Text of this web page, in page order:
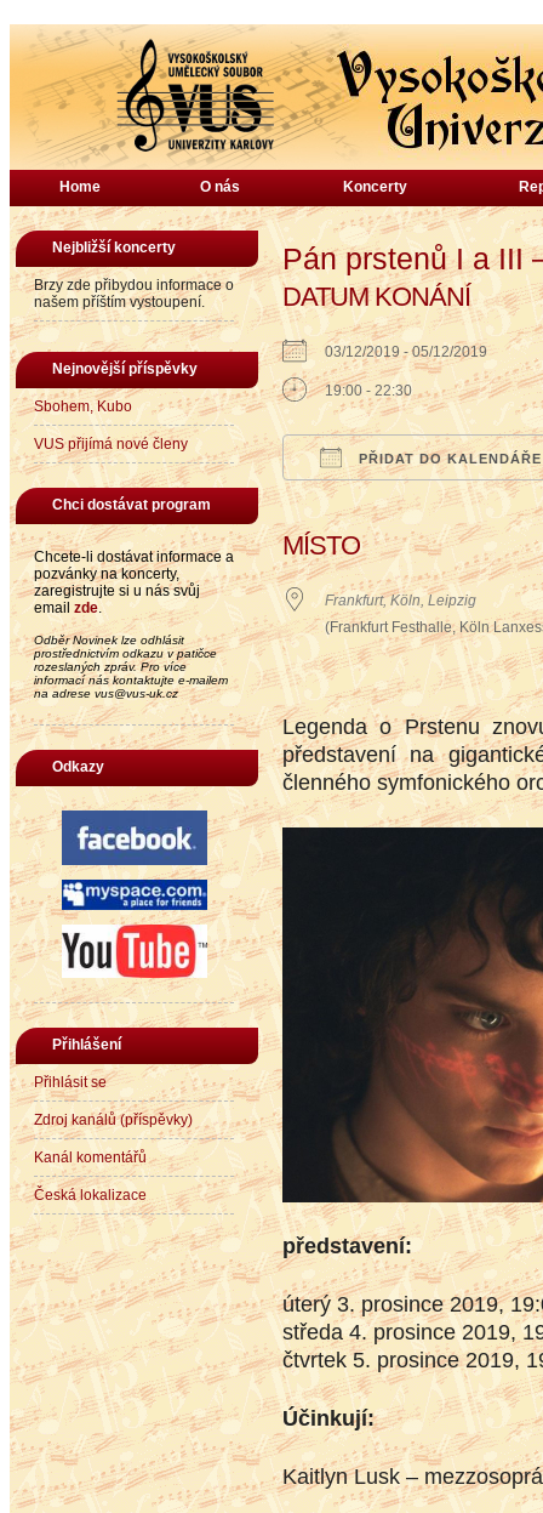
Home O nás Koncerty
Nejbližší koncerty
Brzy zde přibydou informace o
našem příštím vystoupení.
Nejnovější příspěvky
Sbohem, Kubo
VUS přijímá nové členy
Chci dostávat program
Chcete-li dostávat informace a
pozvánky na koncerty,
zaregistrujte si u nás svůj
email zde.
Odběr Novinek lze odhlásit
prostřednictvím odkazu v patičce
rozeslaných zpráv. Pro více
informací nás kontaktujte e-mailem
na adrese vus@vus-uk.cz
Odkazy
Přihlášení
Přihlásit se
Zdroj kanálů (příspěvky)
Kanál komentářů
Česká lokalizace
Pán prstenů I a III
DATUM KONÁNÍ
03/12/2019 - 05/12/2019
19:00 - 22:30
PŘIDAT DO KALENDÁŘE
Download ICSGoogle Calendar
iCalendarOffice
MÍSTO
Frankfurt, Köln, Leipzig
(Frankfurt Festhalle, Köln
Legenda o Prstenu
představení na
členného symfonického
představení:
úterý 3. prosince 2019,
středa 4. prosince 2019,
čtvrtek 5. prosince 2019,
Účinkují:
Kaitlyn Lusk –